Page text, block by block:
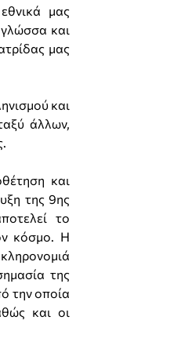
μας
και
μας
και
άλλων,
και
της 9ης
το
κόσμο. Η
της
την οποία
και οι